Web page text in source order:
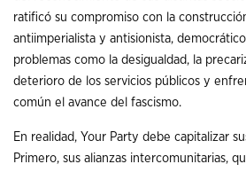
ratificó su compromiso con la
antiimperialista y antisionista,
problemas como la desigualdad, la
deterioro de los servicios públicos y
común el avance del fascismo.
En realidad, Your Party debe capitalizar
Primero, sus alianzas intercomunitarias,